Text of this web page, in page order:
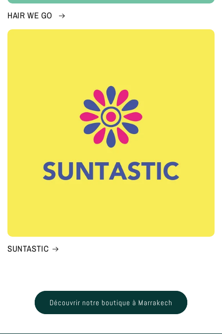
HAIR WE GO
SUNTASTIC
Découvrir notre boutique à Marrakech